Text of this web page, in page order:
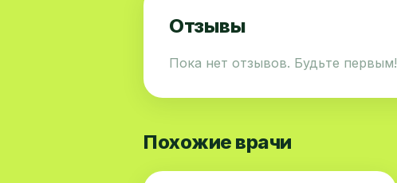
Отзывы
Пока нет отзывов. Будьте первым!
Похожие врачи